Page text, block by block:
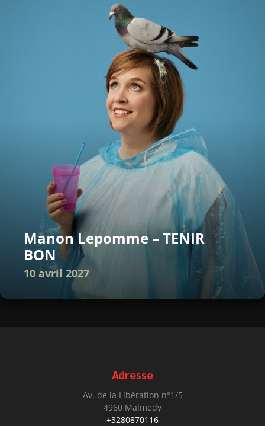
Manon Lepomme – TENIR
BON
10 avril 2027
Adresse
Av. de la Libération n°1/5
4960 Malmedy
+3280870116